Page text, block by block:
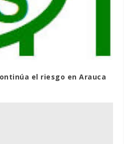
el riesgo en Arauca